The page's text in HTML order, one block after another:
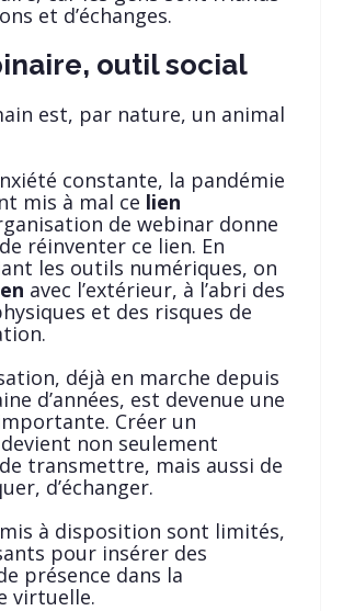
et d’échanges.
outil social
est, par nature, un animal
constante, la pandémie
mis à mal ce lien
de webinar donne
réinventer ce lien. En
les outils numériques, on
avec l’extérieur, à l’abri des
et des risques de
déjà en marche depuis
d’années, est devenue une
Créer un
non seulement
de transmettre, mais aussi de
d’échanger.
à disposition sont limités,
pour insérer des
présence dans la
virtuelle.